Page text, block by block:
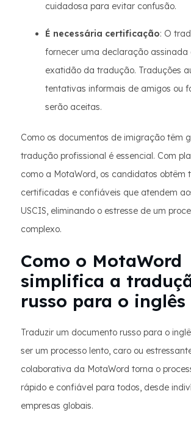
cuidadosa para evitar confusão.
É necessária certificação: O
fornecer uma declaração assinada
exatidão da tradução. Traduções
tentativas informais de amigos ou
serão aceitas.
Como os documentos de imigração têm
tradução profissional é essencial. Com
como a MotaWord, os candidatos obtêm
certificadas e confiáveis que atendem
USCIS, eliminando o estresse de um
complexo.
Como o MotaWord
simplifica a
russo para o inglês
Traduzir um documento russo para o
ser um processo lento, caro ou
colaborativa da MotaWord torna o
rápido e confiável para todos, desde
empresas globais.